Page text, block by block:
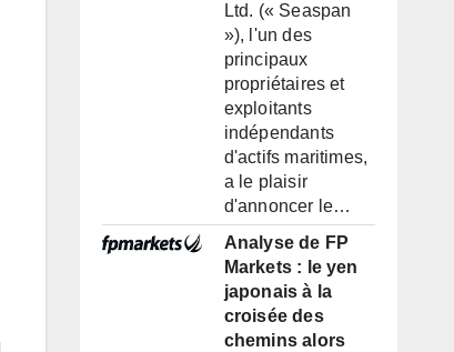
Ltd. (« Seaspan
»), l'un des
principaux
propriétaires et
exploitants
indépendants
d'actifs maritimes,
a le plaisir
d'annoncer le…
Analyse de FP
Markets : le yen
japonais à la
croisée des
chemins alors